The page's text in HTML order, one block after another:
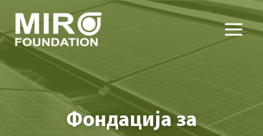
content
Фондација за